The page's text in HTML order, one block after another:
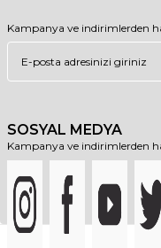
Kampanya ve indirimlerden
SOSYAL MEDYA
Kampanya ve indirimlerden